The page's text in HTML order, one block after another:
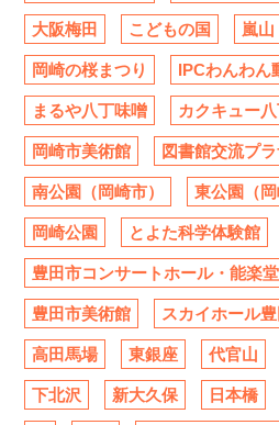
大阪梅田 こどもの国 嵐山
岡崎の桜まつり IPCわんわん
まるや八丁味噌 カクキュー
岡崎市美術館 図書館交流プ
南公園（岡崎市） 東公園（岡
岡崎公園 とよた科学体験館
豊田市コンサートホール・能楽堂
豊田市美術館 スカイホール豊
高田馬場 東銀座 代官山
下北沢 新大久保 日本橋